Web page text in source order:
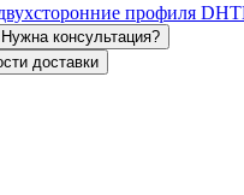
профиля
Нужна консультация?
доставки